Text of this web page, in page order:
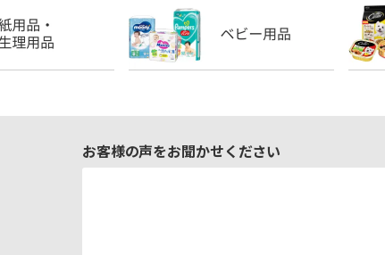
お客様の声をお聞かせください